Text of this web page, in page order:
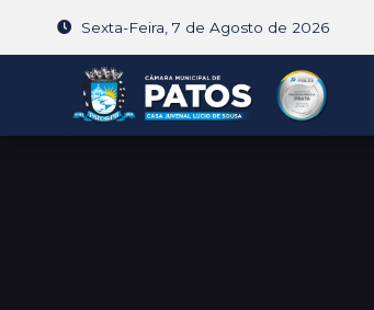
Sexta-Feira, 7 de Agosto de 2026